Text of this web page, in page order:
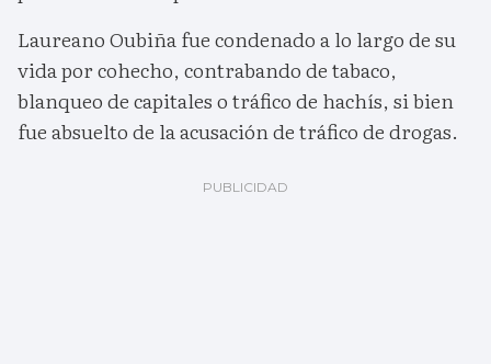
Laureano Oubiña fue condenado a lo largo de su
vida por cohecho, contrabando de tabaco,
blanqueo de capitales o tráfico de hachís, si bien
fue absuelto de la acusación de tráfico de drogas.